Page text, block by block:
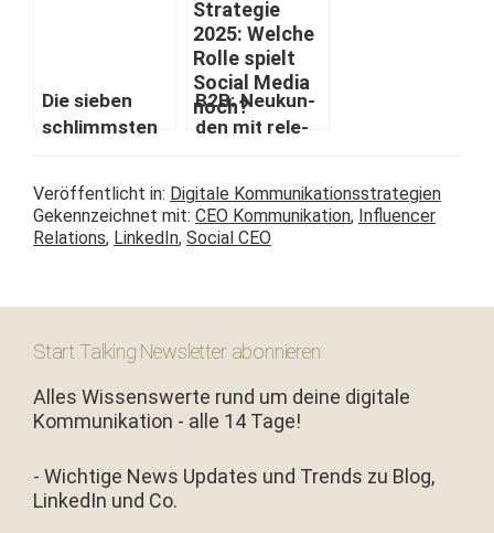
Vorurteilen
und Fehlern
auf!
Die sieben
schlimm­sten
machen kön­nt
#cbb19
B2B: Neukun­
den mit rel­e­
überzeugen
Veröffentlicht in: Digitale Kommunikationsstrategien
Gekennzeichnet mit: CEO Kommunikation, Influencer
Relations, LinkedIn, Social CEO
Start Talking Newsletter abonnieren
Alles Wissenswerte rund um deine digitale
Kommunikation - alle 14 Tage!
- Wichtige News Updates und Trends zu Blog,
LinkedIn und Co.